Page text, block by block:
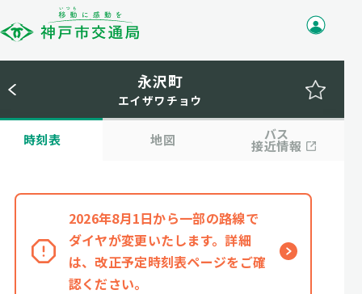
永沢町
エイザワチョウ
時刻表 地図 バス
接近情報
2026年8月1日から一部の路線で
ダイヤが変更いたします。詳細
は、改正予定時刻表ページをご確
認ください。